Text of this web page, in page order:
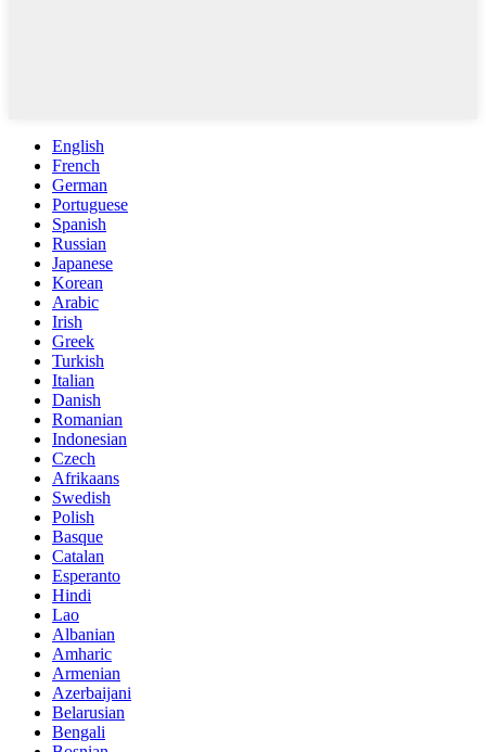
English
French
German
Portuguese
Spanish
Russian
Japanese
Korean
Arabic
Irish
Greek
Turkish
Italian
Danish
Romanian
Indonesian
Czech
Afrikaans
Swedish
Polish
Basque
Catalan
Esperanto
Hindi
Lao
Albanian
Amharic
Armenian
Azerbaijani
Belarusian
Bengali